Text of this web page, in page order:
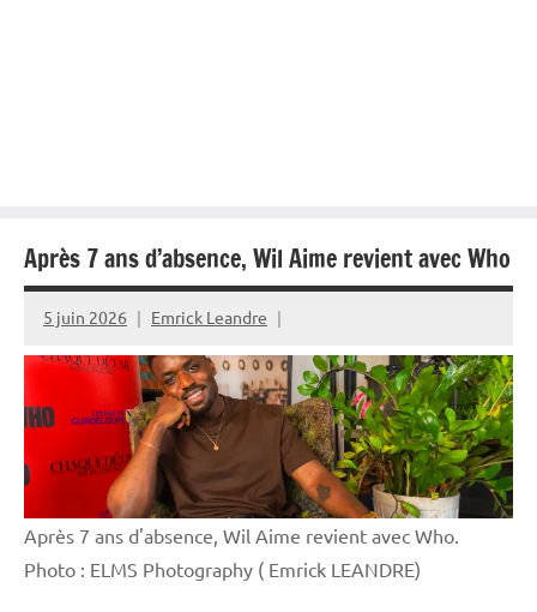
Après 7 ans d’absence, Wil Aime revient avec Who
5 juin 2026 Emrick Leandre
Après 7 ans d'absence, Wil Aime revient avec Who.
Photo : ELMS Photography ( Emrick LEANDRE)